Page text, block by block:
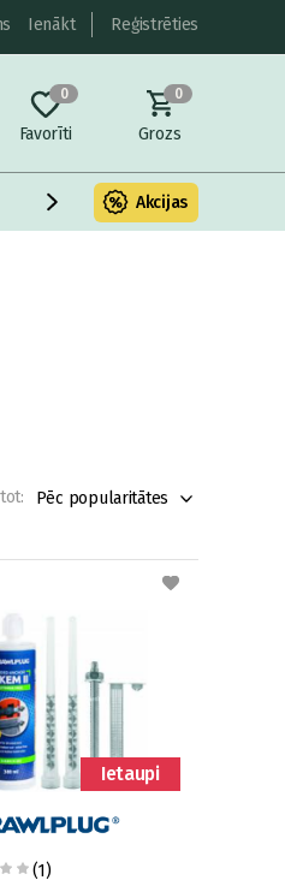
Ienākt Reģistrēties
0
Favorīti
0
Grozs
un metāls Fasādes
Akcijas
Pēc popularitātes
Ietaupi
(1)